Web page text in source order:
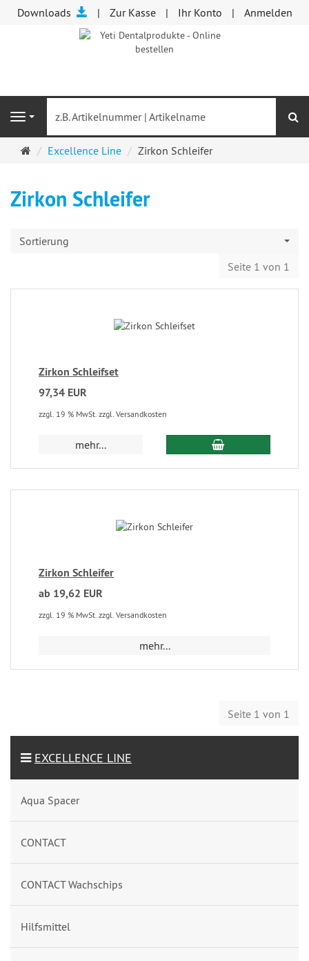
Downloads Zur Kasse Ihr Konto Anmelden
Navigation
Startseite
Excellence Line Zirkon Schleifer
Zirkon Schleifer
Sortierung
Seite 1 von 1
Zirkon Schleifset
97,34 EUR
zzgl. 19 % MwSt. zzgl. Versandkosten
mehr...
Zirkon Schleifer
ab 19,62 EUR
zzgl. 19 % MwSt. zzgl. Versandkosten
mehr...
Seite 1 von 1
EXCELLENCE LINE
Aqua Spacer
CONTACT
CONTACT Wachschips
Hilfsmittel